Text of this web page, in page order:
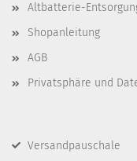
Altbatterie-
Shopanleitung
AGB
Privatsphäre und
Versandpauschale